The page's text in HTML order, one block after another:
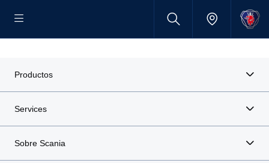
Productos
Services
Sobre Scania